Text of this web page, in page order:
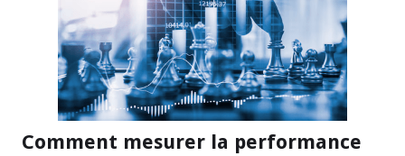
Comment mesurer la performance